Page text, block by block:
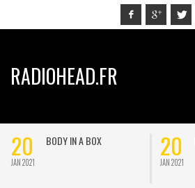
RADIOHEAD.FR
20
JAN 2021
BODY IN A BOX 20
JAN 2021